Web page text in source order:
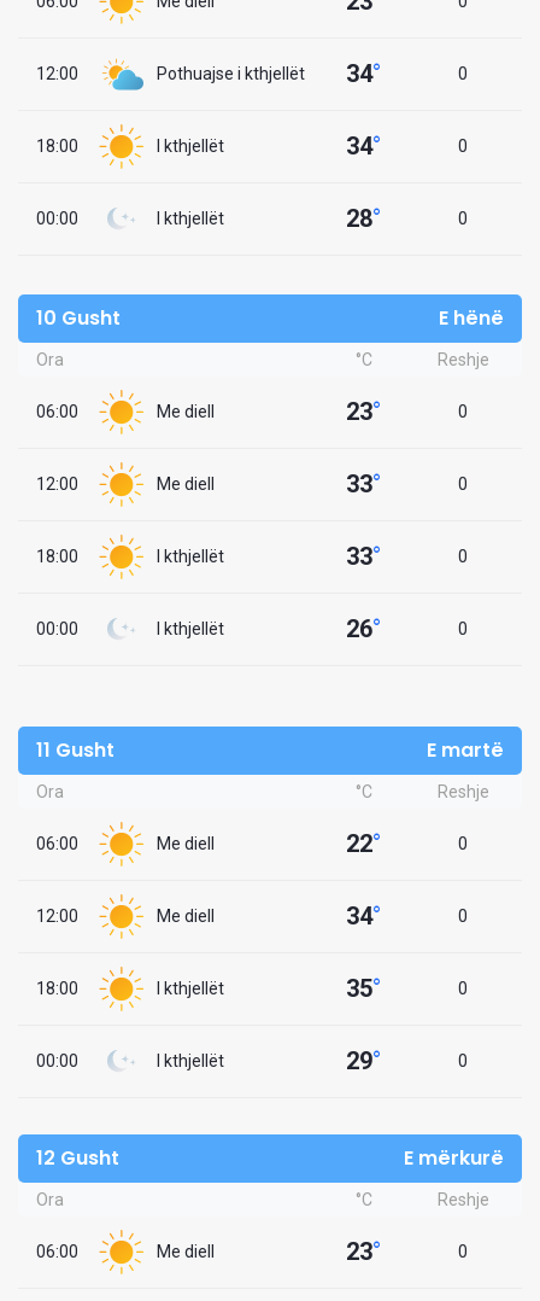
12:00 Pothuajse i kthjellët 34° 0
18:00 I kthjellët 34° 0
00:00 I kthjellët 28° 0
10 Gusht E hënë
Ora °C Reshje
06:00 Me diell 23° 0
12:00 Me diell 33° 0
18:00 I kthjellët 33° 0
00:00 I kthjellët 26° 0
11 Gusht E martë
Ora °C Reshje
06:00 Me diell 22° 0
12:00 Me diell 34° 0
18:00 I kthjellët 35° 0
00:00 I kthjellët 29° 0
12 Gusht E mërkurë
Ora °C Reshje
06:00 Me diell 23° 0